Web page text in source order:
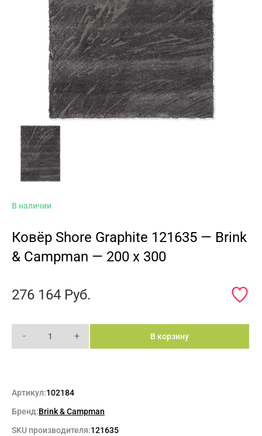
В наличии
Ковёр Shore Graphite 121635 — Brink
& Campman — 200 x 300
276 164 Руб.
- + В корзину
Артикул:102184
Бренд:Brink & Campman
SKU производителя:121635